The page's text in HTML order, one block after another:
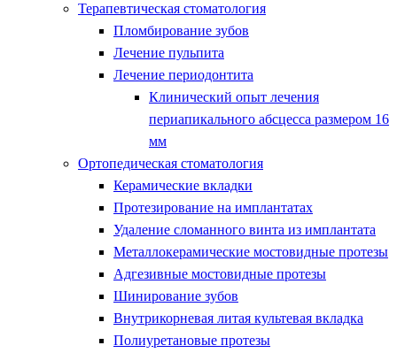
Терапевтическая стоматология
Пломбирование зубов
Лечение пульпита
Лечение периодонтита
Клинический опыт лечения
периапикального абсцесса размером 16
мм
Ортопедическая стоматология
Керамические вкладки
Протезирование на имплантатах
Удаление сломанного винта из имплантата
Металлокерамические мостовидные протезы
Адгезивные мостовидные протезы
Шинирование зубов
Внутрикорневая литая культевая вкладка
Полиуретановые протезы